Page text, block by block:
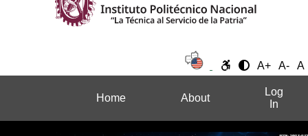
A+ A- A
Home About
Log
In